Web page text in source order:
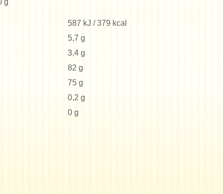
g
587 kJ / 379 kcal
5,7 g
3,4 g
82 g
75 g
0,2 g
0 g